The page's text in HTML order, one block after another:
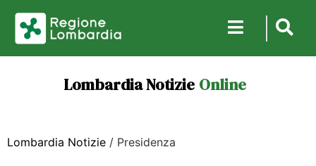
Lombardia Notizie Online
Lombardia Notizie / Presidenza